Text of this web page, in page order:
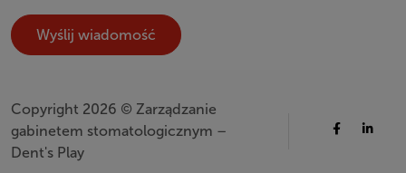
Copyright 2026 © Zarządzanie
gabinetem stomatologicznym –
Dent's Play